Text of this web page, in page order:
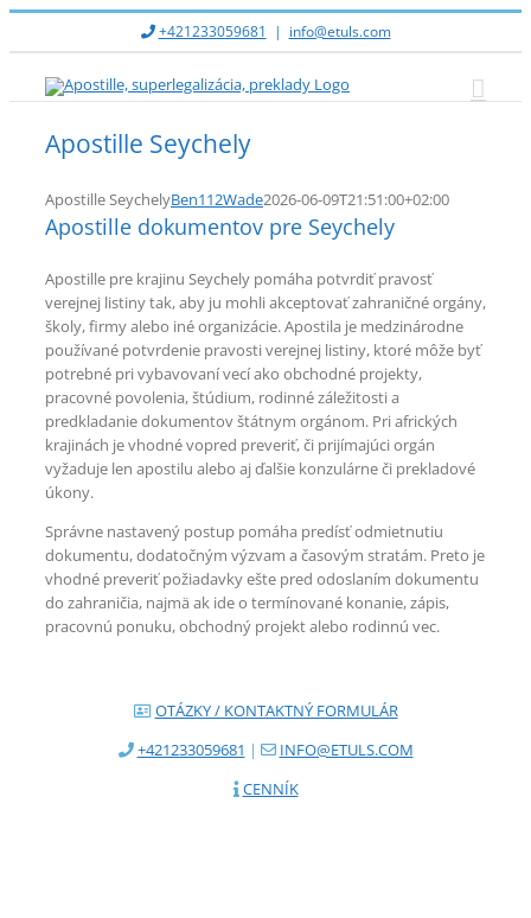
Skip
+421233059681 | info@etuls.com
Apostille Seychely
Apostille SeychelyBen112Wade2026-06-09T21:51:00+02:00
Apostille dokumentov pre Seychely
Apostille pre krajinu Seychely pomáha potvrdiť pravosť
verejnej listiny tak, aby ju mohli akceptovať zahraničné orgány,
školy, firmy alebo iné organizácie. Apostila je medzinárodne
používané potvrdenie pravosti verejnej listiny, ktoré môže byť
potrebné pri vybavovaní vecí ako obchodné projekty,
pracovné povolenia, štúdium, rodinné záležitosti a
predkladanie dokumentov štátnym orgánom. Pri afrických
krajinách je vhodné vopred preveriť, či prijímajúci orgán
vyžaduje len apostilu alebo aj ďalšie konzulárne či prekladové
úkony.
Správne nastavený postup pomáha predísť odmietnutiu
dokumentu, dodatočným výzvam a časovým stratám. Preto je
vhodné preveriť požiadavky ešte pred odoslaním dokumentu
do zahraničia, najmä ak ide o termínované konanie, zápis,
pracovnú ponuku, obchodný projekt alebo rodinnú vec.
OTÁZKY / KONTAKTNÝ FORMULÁR
+421233059681 |
INFO@ETULS.COM
CENNÍK